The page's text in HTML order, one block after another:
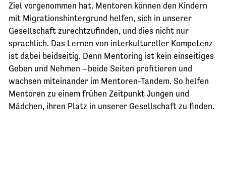
Ziel vorgenommen hat. Mentoren können den Kindern
mit Migrationshintergrund helfen, sich in unserer
Gesellschaft zurechtzufinden, und dies nicht nur
sprachlich. Das Lernen von interkultureller Kompetenz
ist dabei beidseitig. Denn Mentoring ist kein einseitiges
Geben und Nehmen –beide Seiten profitieren und
wachsen miteinander im Mentoren-Tandem. So helfen
Mentoren zu einem frühen Zeitpunkt Jungen und
Mädchen, ihren Platz in unserer Gesellschaft zu finden.